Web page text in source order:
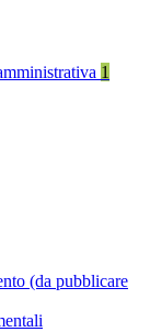
1
(da pubblicare